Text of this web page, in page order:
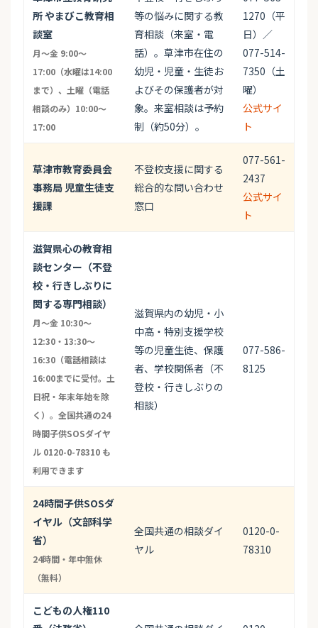
所 やまびこ教育相
談室
月〜金 9:00〜
17:00（水曜は14:00
まで）、土曜（電話
相談のみ）10:00〜
17:00
等の悩みに関する教
育相談（来室・電
話）。草津市在住の
幼児・児童・生徒お
よびその保護者が対
象。来室相談は予約
制（約50分）。
1270（平
日）／
077-514-
7350（土
曜）
公式サイ
ト
草津市教育委員会
事務局 児童生徒支
援課
不登校支援に関する
総合的な問い合わせ
窓口
077-561-
2437
公式サイ
ト
滋賀県心の教育相
談センター（不登
校・行きしぶりに
関する専門相談）
月〜金 10:30〜
12:30・13:30〜
16:30（電話相談は
16:00までに受付。土
日祝・年末年始を除
く）。全国共通の24
時間子供SOSダイヤ
ル 0120-0-78310 も
利用できます
滋賀県内の幼児・小
中高・特別支援学校
等の児童生徒、保護
者、学校関係者（不
登校・行きしぶりの
相談）
077-586-
8125
24時間子供SOSダ
イヤル（文部科学
省）
24時間・年中無休
（無料）
全国共通の相談ダイ
ヤル
0120-0-
78310
こどもの人権110